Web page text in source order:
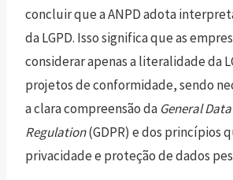
concluir que a ANPD adota
da LGPD. Isso significa que as
considerar apenas a literalidade da
projetos de conformidade, sendo
a clara compreensão da General
Regulation(GDPR) e dos princípios
privacidade e proteção de dados